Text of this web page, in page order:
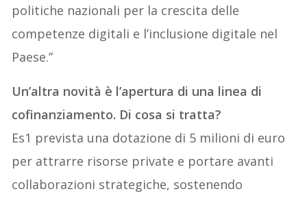
politiche nazionali per la crescita delle
competenze digitali e l’inclusione digitale nel
Paese.”
Un’altra novità è l’apertura di una linea di
cofinanziamento. Di cosa si tratta?
Es1 prevista una dotazione di 5 milioni di euro
per attrarre risorse private e portare avanti
collaborazioni strategiche, sostenendo